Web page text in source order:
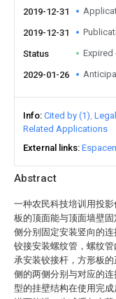
Abstract
一种农民科技培训用投
板的顶面能与顶面墙壁
侧分别固定安装竖向的
铰接安装螺纹管，螺纹
承安装铰接杆，方形板
侧的两侧分别与对应的
型的挂壁结构在使用完
2019-12-31
2019-12-31
Status Expired
2029-01-26
Info Cited by (1)
Related Applications
External links